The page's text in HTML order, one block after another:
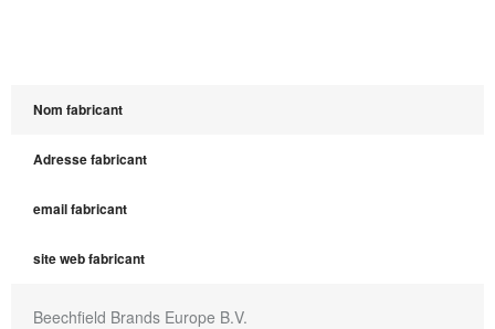
Nom fabricant
Adresse fabricant
email fabricant
site web fabricant
Beechfield Brands Europe B.V.